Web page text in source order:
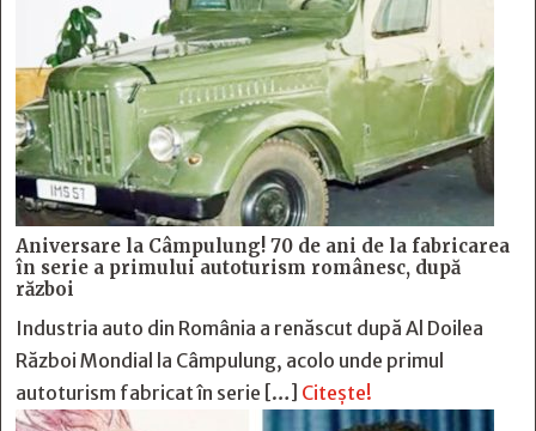
Aniversare la Câmpulung! 70 de ani de la fabricarea
în serie a primului autoturism românesc, după
război
Industria auto din România a renăscut după Al Doilea
Război Mondial la Câmpulung, acolo unde primul
autoturism fabricat în serie […] Citește!